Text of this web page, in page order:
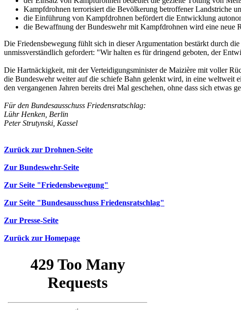
Kampfdrohnen terrorisiert die Bevölkerung betroffener Landstriche
die Einführung von Kampfdrohnen befördert die Entwicklung
die Bewaffnung der Bundeswehr mit Kampfdrohnen wird eine neue
Die Friedensbewegung fühlt sich in dieser Argumentation bestärkt durch
unmissverständlich gefordert: "Wir halten es für dringend geboten, der
Die Hartnäckigkeit, mit der Verteidigungsminister de Maizière mit voller
die Bundeswehr weiter auf die schiefe Bahn gelenkt wird, in eine weltweit
den vergangenen Jahren bereits drei Mal geschehen, ohne dass sich etwas
Für den Bundesausschuss Friedensratschlag:
Lühr Henken, Berlin
Peter Strutynski, Kassel
Zurück zur Drohnen-Seite
Zur Bundeswehr-Seite
Zur Seite "Friedensbewegung"
Zur Seite "Bundesausschuss Friedensratschlag"
Zur Presse-Seite
Zurück zur Homepage